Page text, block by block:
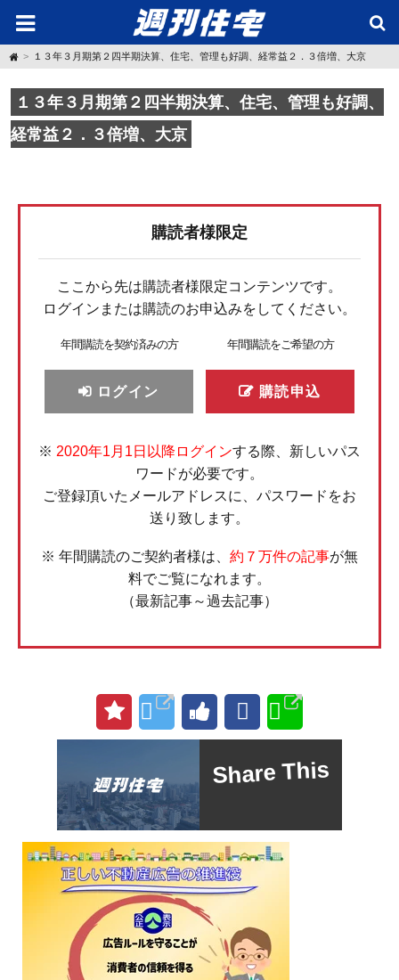
H
o
e
１３年３月期第２四半期決算、住宅、管理も好調、経常益２．３倍増、大京
１３年３月期第２四半期決算、住宅、管理も好調、
経常益２．３倍増、大京
購読者様限定
ここから先は購読者様限定コンテンツです。
ログインまたは購読のお申込みをしてください。
年間購読を契約済みの方
ログイン
年間購読をご希望の方
購読申込
※ 2020年1月1日以降ログインする際、新しいパス
ワードが必要です。
ご登録頂いたメールアドレスに、パスワードをお
送り致します。
※ 年間購読のご契約者様は、 約７万件の記事が無
料でご覧になれます。
（最新記事～過去記事）
Share This